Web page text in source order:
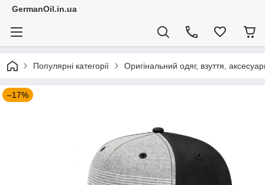
GermanOil.in.ua
Популярні категорії Оригінальний одяг, взуття,
–17%